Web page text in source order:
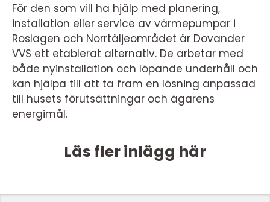
För den som vill ha hjälp med planering,
installation eller service av värmepumpar i
Roslagen och Norrtäljeområdet är Dovander
VVS ett etablerat alternativ. De arbetar med
både nyinstallation och löpande underhåll och
kan hjälpa till att ta fram en lösning anpassad
till husets förutsättningar och ägarens
energimål.
Läs fler inlägg här